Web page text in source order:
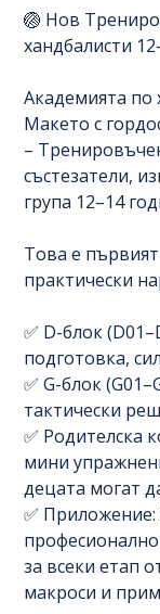
🏐 Нов
хандбалисти
Академията по
Макето с
–
състезатели,
група 12–14
Това е
практически
✅ D-блок
подготовка,
✅ G-блок
тактически
✅ Родителска
мини
децата могат
✅
за всеки етап
макроси и